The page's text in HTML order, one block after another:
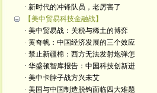
· 新时代的冲锋队员，老厉害了
【美中贸易科技金融战】
· 美中贸易战：关税与稀土的博弈
· 黄奇帆：中国经济发展的三个效应
· 禁止新疆棉：西方无法发射炮弹怎
· 华盛顿智库报告：中国科技创新进
· 美中卡脖子战方兴未艾
· 美国与中国制造脱钩面临四大难题